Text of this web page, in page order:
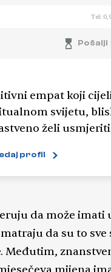
Tel:
Pošalji
empat koji
svijetu,
želi
širiti svjetlo,
Stoga mi je
kanal između
mira i čistoće
putovanje,
kako bismo
profil
da može imati
da su to
Međutim,